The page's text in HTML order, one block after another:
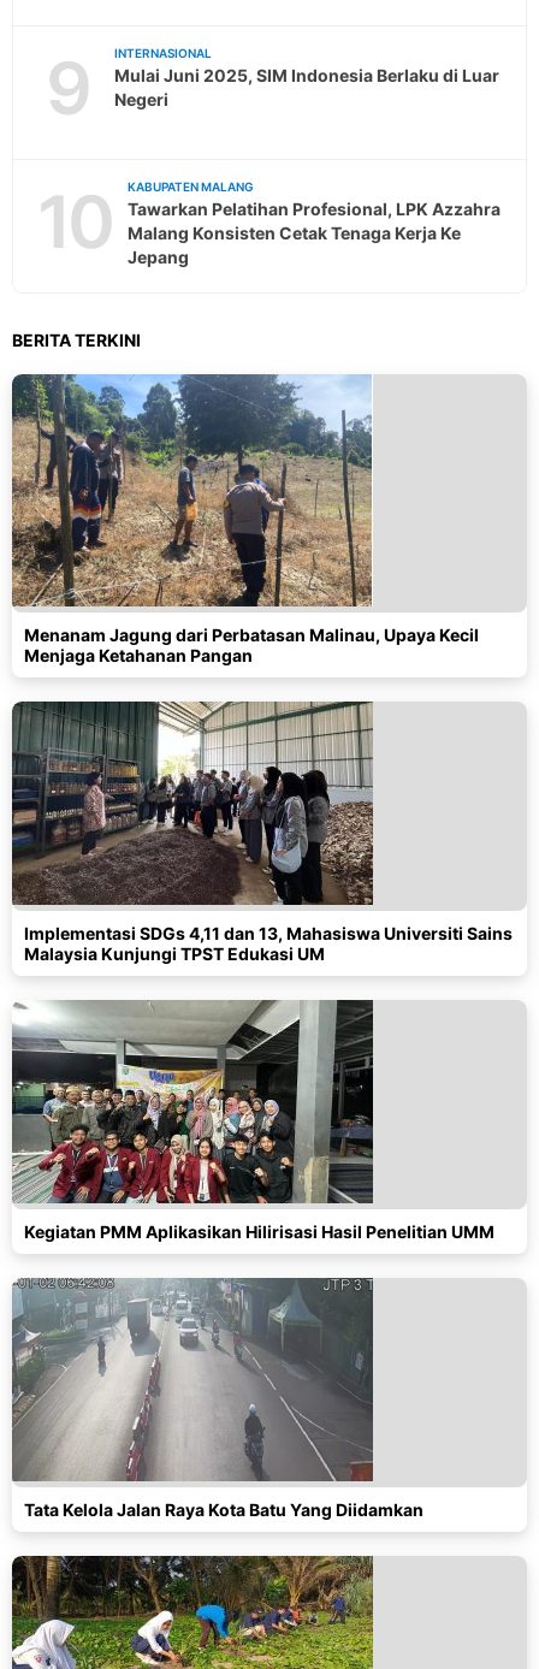
9 INTERNASIONAL
Mulai Juni 2025, SIM Indonesia Berlaku di Luar
Negeri
10 KABUPATEN MALANG
Tawarkan Pelatihan Profesional, LPK Azzahra
Malang Konsisten Cetak Tenaga Kerja Ke
Jepang
BERITA TERKINI
Menanam Jagung dari Perbatasan Malinau, Upaya Kecil
Menjaga Ketahanan Pangan
Implementasi SDGs 4,11 dan 13, Mahasiswa Universiti Sains
Malaysia Kunjungi TPST Edukasi UM
Kegiatan PMM Aplikasikan Hilirisasi Hasil Penelitian UMM
Tata Kelola Jalan Raya Kota Batu Yang Diidamkan